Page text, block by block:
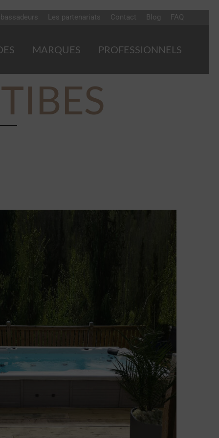
Les partenariats Contact Blog FAQ
MARQUES PROFESSIONNELS